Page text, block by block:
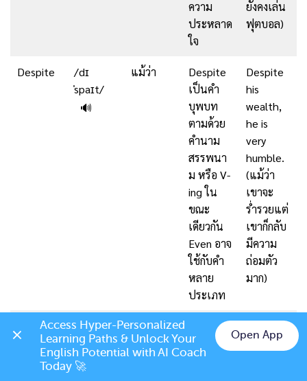
ความ
ประหลาด
ใจ
ยังคงเล่น
ฟุตบอล)
Despite
/dɪ
ˈspaɪt/
🔊
แม้ว่า
Despite
เป็นคำ
บุพบท
ตามด้วย
คำนาม
สรรพนา
ม หรือ V-
ing ใน
ขณะ
เดียวกัน
Even อาจ
ใช้กับคำ
หลาย
ประเภท
Despite
his
wealth,
he is
very
humble.
(แม้ว่า
เขาจะ
ร่ำรวยแต่
เขาก็กลับ
มีความ
ถ่อมตัว
มาก)
In spite
of
/ɪn spaɪt
ʌv/ 🔊
แม้ว่า
In spite
of มีความ
หมาย
In spite
of the
Chat on LINE
Access Hyper-Personalized
Learning Paths & Unlock Your
English Potential with AI Coach
Today 🚀
Open App